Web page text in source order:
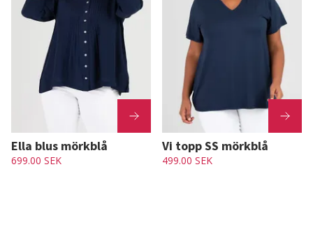
Ella blus mörkblå
699.00 SEK
Vi topp SS mörkblå
499.00 SEK